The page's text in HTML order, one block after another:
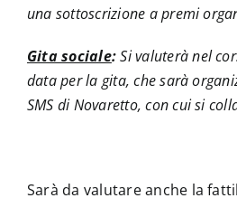
una sottoscrizione a premi
Gita sociale:Si valuterà nel
data per la gita, che sarà
SMS di Novaretto, con cui si
Sarà da valutare anche la